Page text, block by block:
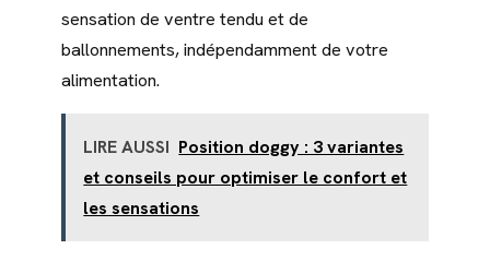
sensation de ventre tendu et de
ballonnements, indépendamment de votre
alimentation.
LIRE AUSSI Position doggy : 3 variantes
et conseils pour optimiser le confort et
les sensations